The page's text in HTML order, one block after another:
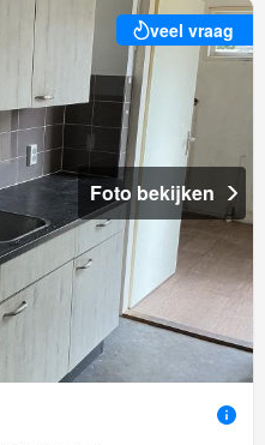
veel vraag
Foto bekijken